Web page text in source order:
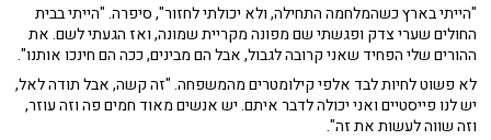
"הייתי בארץ כשהמלחמה התחילה, ולא יכולתי לחזור", סיפרה. "הייתי בבית
החולים שערי צדק ופגשתי שם מפונה מקריית שמונה, ואז הגעתי לשם. את
ההורים שלי הפחיד שאני קרובה לגבול, אבל הם מבינים, ככה הם חינכו אותנו".
לא פשוט לחיות לבד אלפי קילומטרים מהמשפחה. "זה קשה, אבל תודה לאל,
יש לנו פייסטיים ואני יכולה לדבר איתם. יש אנשים מאוד חמים פה וזה עוזר,
וזה שווה לעשות את זה".